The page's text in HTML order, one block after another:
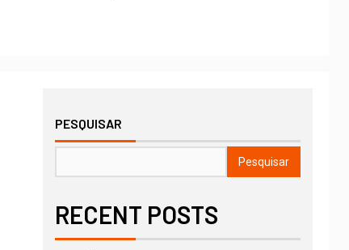
PESQUISAR
Pesquisar
RECENT POSTS